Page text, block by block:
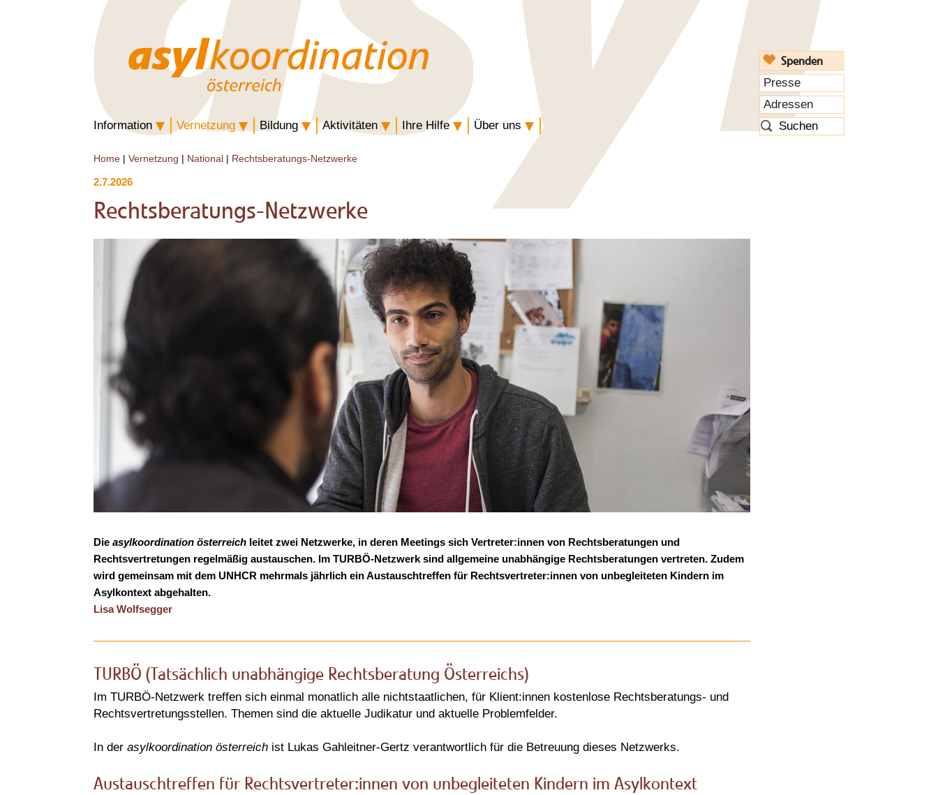
Spenden
Presse
Adressen
Information
Vernetzung Bildung Aktivitäten Ihre Hilfe Über uns
Home |Vernetzung | National | Rechtsberatungs-Netzwerke
2.7.2026
Rechtsberatungs-Netzwerke
Dieasylkoordination österreich leitet zwei Netzwerke, in deren Meetings sich Vertreter:innen von Rechtsberatungen und
Rechtsvertretungen regelmäßig austauschen. Im TURBÖ-Netzwerk sind allgemeine unabhängige Rechtsberatungen vertreten. Zudem
wird gemeinsam mit dem UNHCR mehrmals jährlich ein Austauschtreffen für Rechtsvertreter:innen von unbegleiteten Kindern im
Asylkontext abgehalten.
Lisa Wolfsegger
TURBÖ (Tatsächlich unabhängige Rechtsberatung Österreichs)
Im TURBÖ-Netzwerk treffen sich einmal monatlich alle nichtstaatlichen, für Klient:innen kostenlose Rechtsberatungs- und
Rechtsvertretungsstellen. Themen sind die aktuelle Judikatur und aktuelle Problemfelder.
In derasylkoordination österreich ist Lukas Gahleitner-Gertz verantwortlich für die Betreuung dieses Netzwerks.
Austauschtreffen für Rechtsvertreter:innen von unbegleiteten Kindern im Asylkontext